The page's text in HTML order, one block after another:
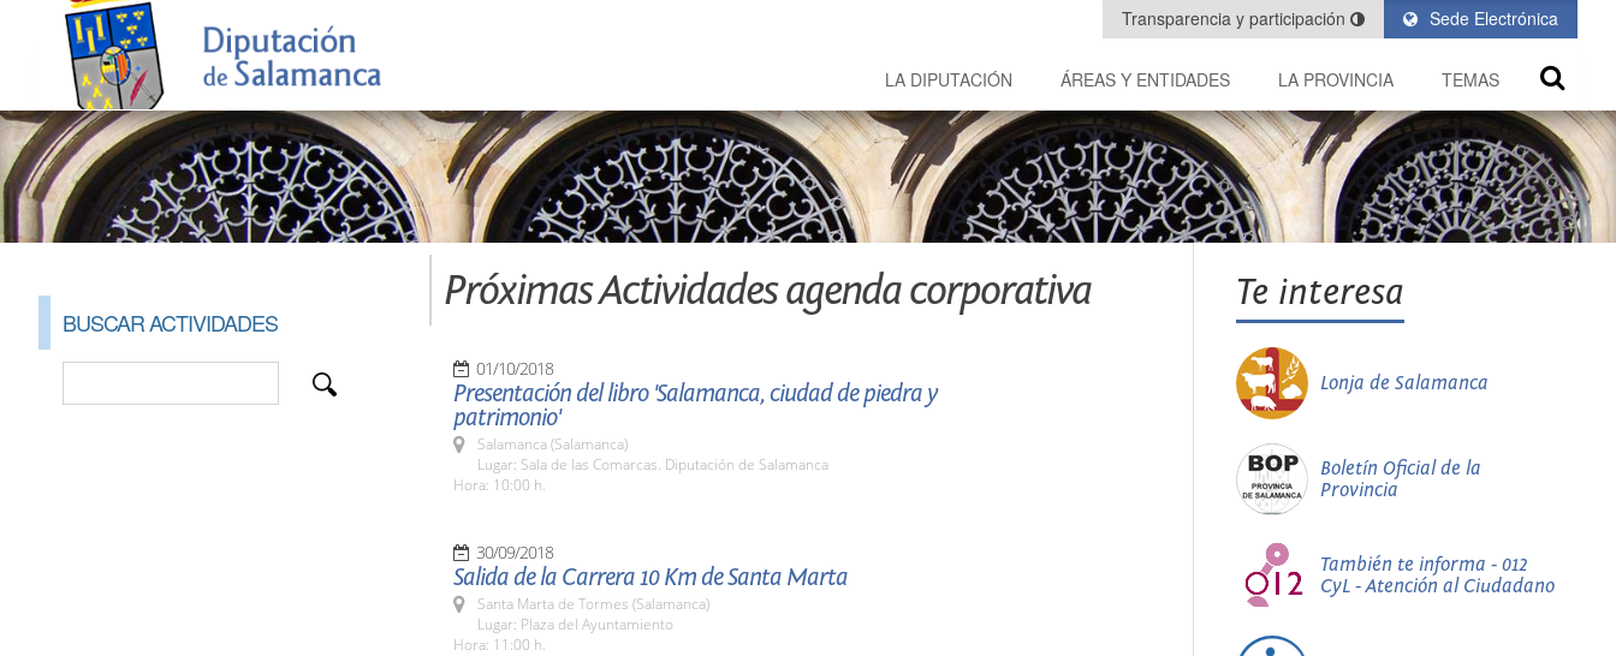
Sede Electrónica
Transparencia y participación
LA DIPUTACIÓN ÁREAS Y ENTIDADES LA PROVINCIA TEMAS
BUSCAR ACTIVIDADES
Próximas Actividades agenda corporativa
01/10/2018
Presentación del libro 'Salamanca, ciudad de piedra y
patrimonio'
Salamanca (Salamanca)
Lugar: Sala de las Comarcas. Diputación de Salamanca
Hora: 10:00 h.
30/09/2018
Salida de la Carrera 10 Km de Santa Marta
Santa Marta de Tormes (Salamanca)
Lugar: Plaza del Ayuntamiento
Hora: 11:00 h.
Te interesa
Lonja de Salamanca
Boletín Oficial de la
Provincia
También te informa - 012
CyL - Atención al Ciudadano